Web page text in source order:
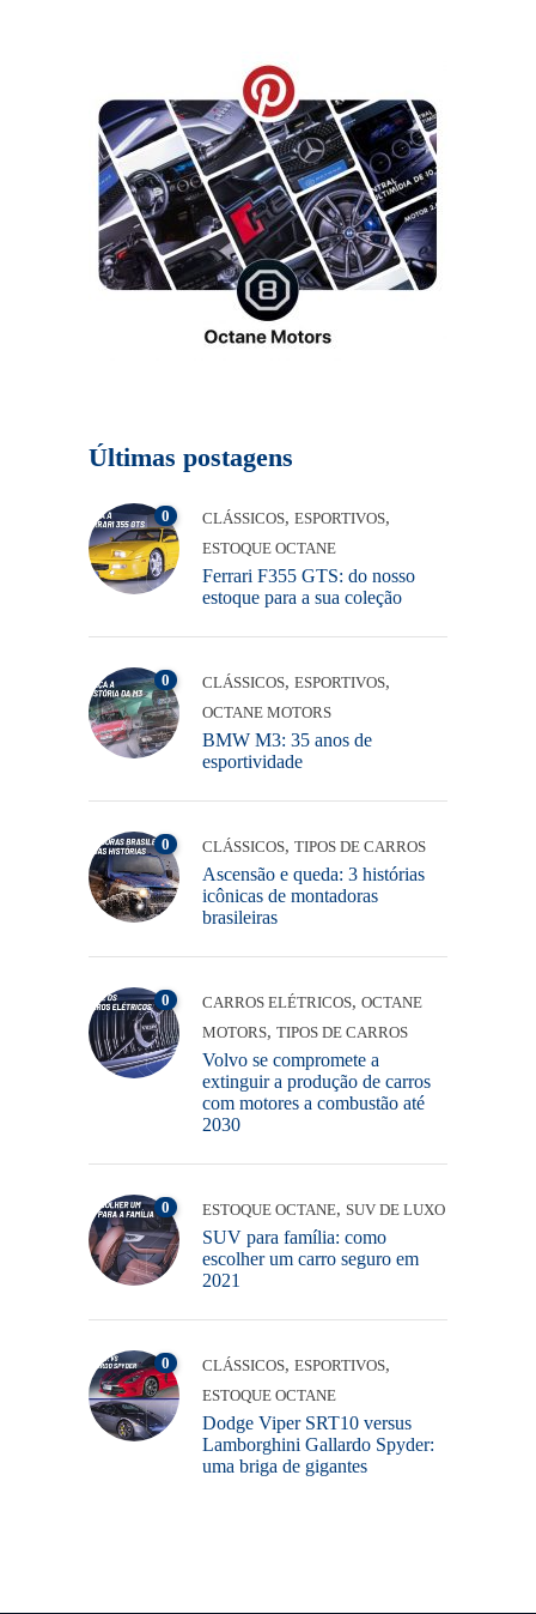
Últimas postagens
0 CLÁSSICOS, ESPORTIVOS,
ESTOQUE OCTANE
Ferrari F355 GTS: do nosso
estoque para a sua coleção
0 CLÁSSICOS, ESPORTIVOS,
OCTANE MOTORS
BMW M3: 35 anos de
esportividade
0 CLÁSSICOS, TIPOS DE CARROS
Ascensão e queda: 3 histórias
icônicas de montadoras
brasileiras
0 CARROS ELÉTRICOS, OCTANE
MOTORS, TIPOS DE CARROS
Volvo se compromete a
extinguir a produção de carros
com motores a combustão até
2030
0 ESTOQUE OCTANE, SUV DE LUXO
SUV para família: como
escolher um carro seguro em
2021
0 CLÁSSICOS, ESPORTIVOS,
ESTOQUE OCTANE
Dodge Viper SRT10 versus
Lamborghini Gallardo Spyder:
uma briga de gigantes